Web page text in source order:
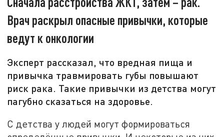
Врач раскрыл опасные привычки, которые
ведут к онкологии
Эксперт рассказал, что вредная пища и
привычка травмировать губы повышают
риск рака. Такие привычки из детства могут
пагубно сказаться на здоровье.
С детства у людей могут формироваться